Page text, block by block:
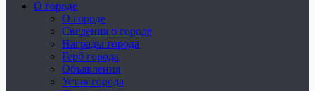
О городе
О городе
Сведения о городе
Награды города
Герб города
Объявления
Устав города